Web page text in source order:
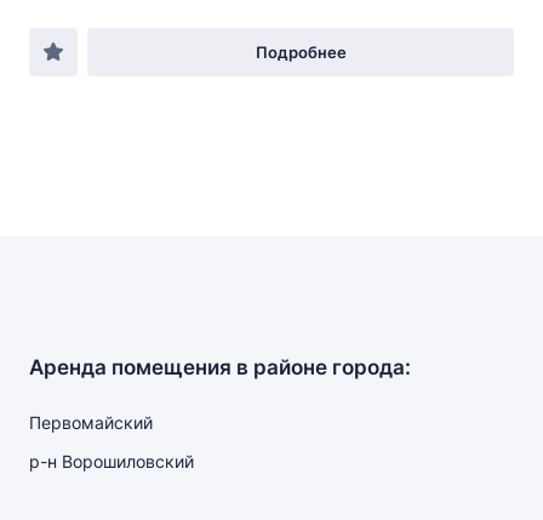
Подробнее
Аренда помещения в районе города:
Первомайский
р-н Ворошиловский